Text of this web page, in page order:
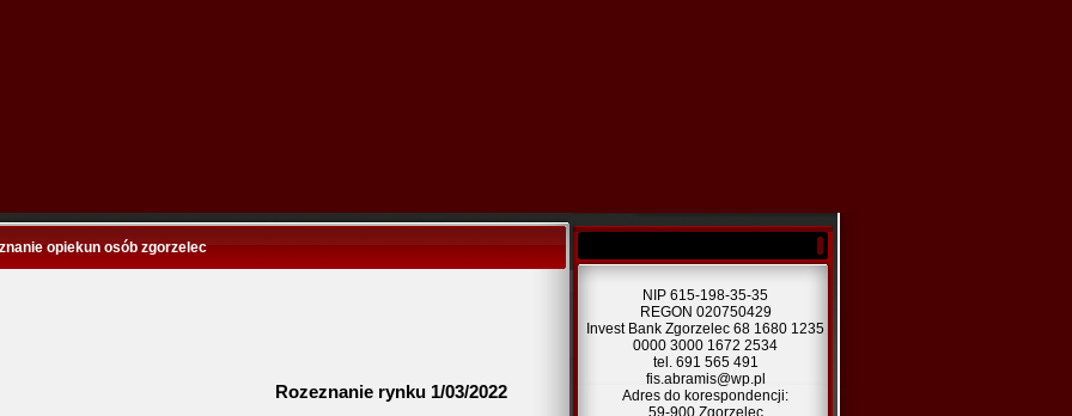
opiekun osób zgorzelec
Zgorzelec 11.03.2022 r
Rozeznanie rynku 1/03/2022
NIP 615-198-35-35
REGON 020750429
Invest Bank Zgorzelec 68 1680 1235
0000 3000 1672 2534
tel. 691 565 491
fis.abramis@wp.pl
Adres do korespondencji:
59-900 Zgorzelec